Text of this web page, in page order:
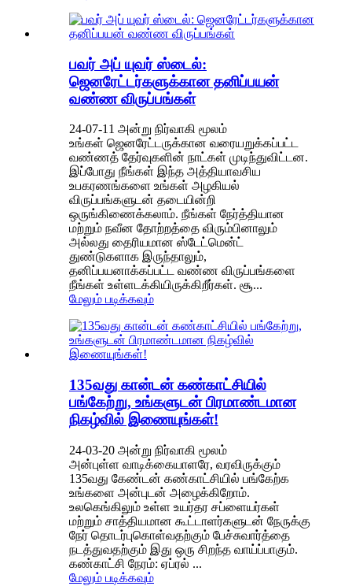
பவர் அப் யுவர் ஸ்டைல்:
ஜெனரேட்டர்களுக்கான தனிப்பயன்
வண்ண விருப்பங்கள்
24-07-11 அன்று நிர்வாகி மூலம்
உங்கள் ஜெனரேட்டருக்கான வரையறுக்கப்பட்ட
வண்ணத் தேர்வுகளின் நாட்கள் முடிந்துவிட்டன.
இப்போது நீங்கள் இந்த அத்தியாவசிய
உபகரணங்களை உங்கள் அழகியல்
விருப்பங்களுடன் தடையின்றி
ஒருங்கிணைக்கலாம். நீங்கள் நேர்த்தியான
மற்றும் நவீன தோற்றத்தை விரும்பினாலும்
அல்லது தைரியமான ஸ்டேட்மென்ட்
துண்டுகளாக இருந்தாலும்,
தனிப்பயனாக்கப்பட்ட வண்ண விருப்பங்களை
நீங்கள் உள்ளடக்கியிருக்கிறீர்கள். சூ...
மேலும் படிக்கவும்
135வது கான்டன் கண்காட்சியில்
பங்கேற்று, உங்களுடன் பிரமாண்டமான
நிகழ்வில் இணையுங்கள்!
24-03-20 அன்று நிர்வாகி மூலம்
அன்புள்ள வாடிக்கையாளரே, வரவிருக்கும்
135வது கேண்டன் கண்காட்சியில் பங்கேற்க
உங்களை அன்புடன் அழைக்கிறோம்.
உலகெங்கிலும் உள்ள உயர்தர சப்ளையர்கள்
மற்றும் சாத்தியமான கூட்டாளர்களுடன் நேருக்கு
நேர் தொடர்புகொள்வதற்கும் பேச்சுவார்த்தை
நடத்துவதற்கும் இது ஒரு சிறந்த வாய்ப்பாகும்.
கண்காட்சி நேரம்: ஏப்ரல் ...
மேலும் படிக்கவும்